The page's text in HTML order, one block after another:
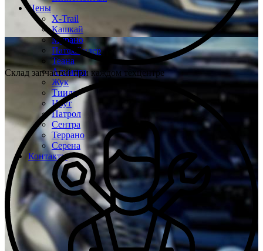
Цены
X-Trail
Кашкай
Мурано
Патфайндер
Теана
Альмера
Жук
Тиида
Ноут
Патрол
Сентра
Террано
Серена
Контакты
Склад запчастей при каждом техцентре